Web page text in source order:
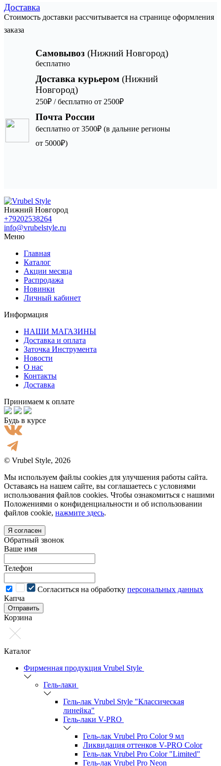
Доставка
Стоимость доставки рассчитывается на странице оформления
заказа
Самовывоз (Нижний Новгород)
бесплатно
Доставка курьером (Нижний
Новгород)
250₽ / бесплатно от 2500₽
Почта России
бесплатно от 3500₽ (в дальние регионы
от 5000₽)
Нижний Новгород
+79202538264
info@vrubelstyle.ru
Меню
Главная
Каталог
Акции месяца
Распродажа
Новинки
Личный кабинет
Информация
НАШИ МАГАЗИНЫ
Доставка и оплата
Заточка Инструмента
Новости
О нас
Контакты
Доставка
Принимаем к оплате
Будь в курсе
© Vrubel Style, 2026
Мы используем файлы cookies для улучшения работы сайта.
Оставаясь на нашем сайте, вы соглашаетесь с условиями
использования файлов cookies. Чтобы ознакомиться с нашими
Положениями о конфиденциальности и об использовании
файлов cookie, нажмите здесь.
Я согласен
Обратный звонок
Ваше имя
Телефон
Cогласиться на обработку персональных данных
Капча
Отправить
Корзина
Каталог
Фирменная продукция Vrubel Style
Гель-лаки
Гель-лак Vrubel Style "Классическая
линейка"
Гель-лаки V-PRO
Гель-лак Vrubel Pro Color 9 мл
Ликвидация оттенков V-PRO Color
Гель-лак Vrubel Pro Color "Limited"
Гель-лак Vrubel Pro Neon